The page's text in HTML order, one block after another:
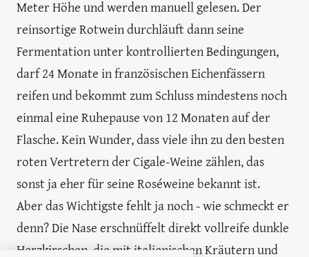
Der Minimalismus beim Etikett ist auf alle Fälle
schon mal ein Hingucker und zieht den Blick auch
im Regal auf den »Museum Reserva« von der, zur
Barón de Ley Gruppe gehörenden, Bodega Finca
Museum. Es war das erste Projekt dieser Gruppe
außerhalb der Heimatregion Rioja.
Der Trauben des Tinta del País (ein anderer Name
für Tempranillo) wachsen an über 70 Jahre alten
Rebstöcken in Weinbergen von Cigales auf circa 800
Meter Höhe und werden manuell gelesen. Der
reinsortige Rotwein durchläuft dann seine